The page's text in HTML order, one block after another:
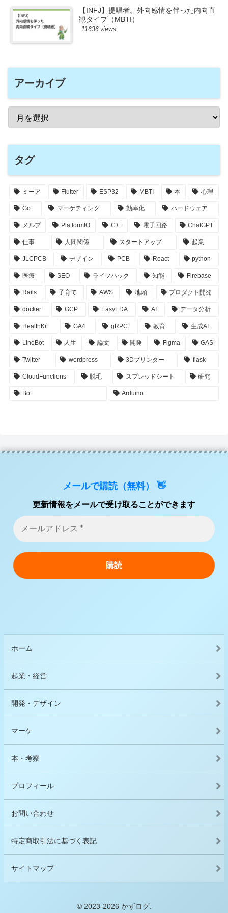
【INFJ】提唱者。外向感情を伴った内向直
観タイプ（MBTI）
11636 views
アーカイブ
タグ
ミーア Flutter ESP32 MBTI 本 心理
Go マーケティング 効率化 ハードウェア
メルプ PlatformIO C++ 電子回路 ChatGPT
仕事 人間関係 スタートアップ 起業
JLCPCB デザイン PCB React python
医療 SEO ライフハック 知能 Firebase
Rails 子育て AWS 地頭 プロダクト開発
docker GCP EasyEDA AI データ分析
HealthKit GA4 gRPC 教育 生成AI
LineBot 人生 論文 開発 Figma GAS
Twitter wordpress 3Dプリンター flask
CloudFunctions 脱毛 スプレッドシート 研究
Bot Arduino
メールで購読（無料） 👋
更新情報をメールで受け取ることができます
ホーム
起業・経営
開発・デザイン
マーケ
本・考察
プロフィール
お問い合わせ
特定商取引法に基づく表記
サイトマップ
© 2023-2026 かずログ.